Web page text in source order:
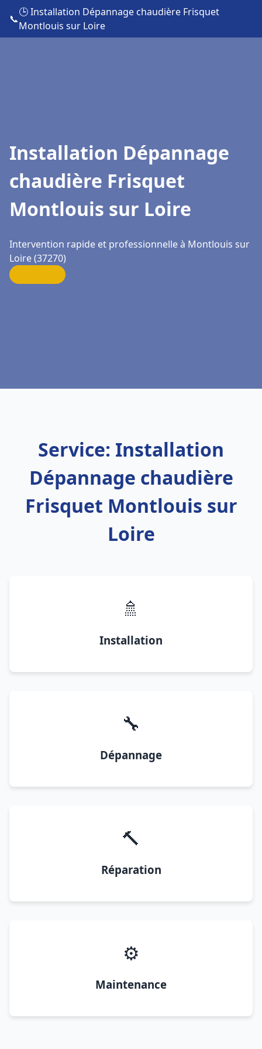
📞
🕒 Installation Dépannage chaudière Frisquet
Montlouis sur Loire
Installation Dépannage
chaudière Frisquet
Montlouis sur Loire
Intervention rapide et professionnelle à Montlouis sur
Loire (37270)
Service: Installation
Dépannage chaudière
Frisquet Montlouis sur
Loire
🚿
Installation
🔧
Dépannage
🔨
Réparation
⚙️
Maintenance